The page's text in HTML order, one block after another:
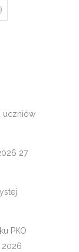
uczniów
27
PKO